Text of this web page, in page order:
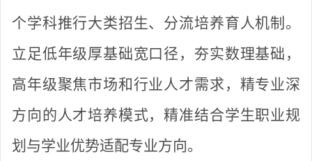
个学科推行大类招生、分流培养育人机制。
立足低年级厚基础宽口径，夯实数理基础，
高年级聚焦市场和行业人才需求，精专业深
方向的人才培养模式，精准结合学生职业规
划与学业优势适配专业方向。